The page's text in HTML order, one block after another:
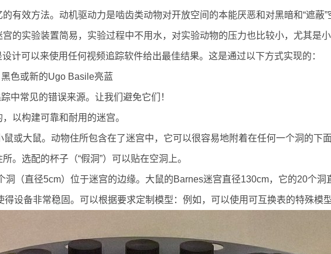
有效方法。动机驱动力是啮齿类动物对开放空间的本能厌恶和对黑暗和“遮蔽”
的实验装置简易，实验过程中不用水，对实验动物的压力也比较小，尤其是小
计可以来使用任何视频追踪软件给出最佳结果。这是通过以下方式实现的：
色或新的Ugo Basile亮蓝
中常见的错误来源。让我们避免它们！
以构建可靠和耐用的迷宫。
或大鼠。动物住所包含在了迷宫中，它可以很容易地附着在任何一个洞的下
。选配的杯子（“假洞”）可以贴在空洞上。
（直径5cm）位于迷宫的边缘。大鼠的Barnes迷宫直径130cm，它的20个洞
设备非常稳固。可以根据要求定制模型：例如，可以使用可互换表的特殊模型